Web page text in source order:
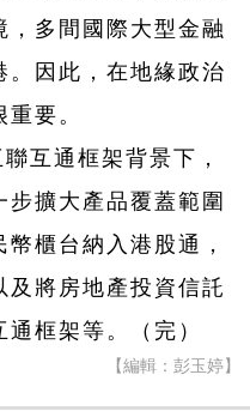
多間國際大型金融
。因此，在地緣政治
要。
互通框架背景下，
擴大產品覆蓋範圍
櫃台納入港股通，
及將房地產投資信託
框架等。（完）
【編輯：彭玉婷】